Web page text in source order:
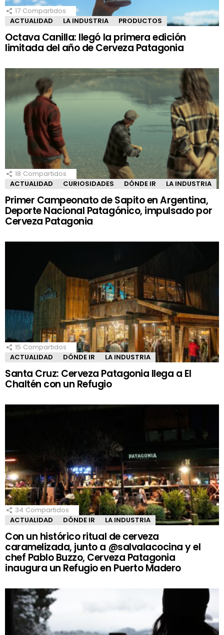
17 Compartidos
ACTUALIDAD
LA INDUSTRIA PRODUCTOS
Octava Canilla: llegó la primera edición
limitada del año de Cerveza Patagonia
18 Compartidos
ACTUALIDAD
CURIOSIDADES DÓNDE IR LA INDUSTRIA
Primer Campeonato de Sapito en Argentina,
Deporte Nacional Patagónico, impulsado por
Cerveza Patagonia
15 Compartidos
ACTUALIDAD
DÓNDE IR LA INDUSTRIA
Santa Cruz: Cerveza Patagonia llega a El
Chaltén con un Refugio
34 Compartidos
ACTUALIDAD
DÓNDE IR LA INDUSTRIA
Con un histórico ritual de cerveza
caramelizada, junto a @salvalacocina y el
chef Pablo Buzzo, Cerveza Patagonia
inaugura un Refugio en Puerto Madero